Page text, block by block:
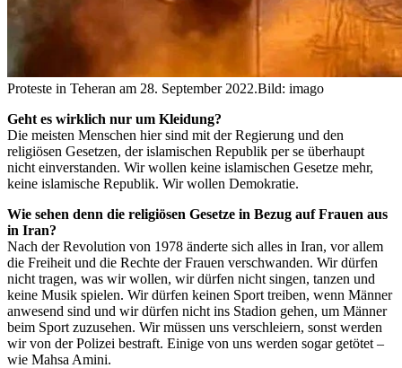
Proteste in Teheran am 28. September 2022.Bild: imago
Geht es wirklich nur um Kleidung?
Die meisten Menschen hier sind mit der Regierung und den
religiösen Gesetzen, der islamischen Republik per se überhaupt
nicht einverstanden. Wir wollen keine islamischen Gesetze mehr,
keine islamische Republik. Wir wollen Demokratie.
Wie sehen denn die religiösen Gesetze in Bezug auf Frauen aus
in Iran?
Nach der Revolution von 1978 änderte sich alles in Iran, vor allem
die Freiheit und die Rechte der Frauen verschwanden. Wir dürfen
nicht tragen, was wir wollen, wir dürfen nicht singen, tanzen und
keine Musik spielen. Wir dürfen keinen Sport treiben, wenn Männer
anwesend sind und wir dürfen nicht ins Stadion gehen, um Männer
beim Sport zuzusehen. Wir müssen uns verschleiern, sonst werden
wir von der Polizei bestraft. Einige von uns werden sogar getötet –
wie Mahsa Amini.